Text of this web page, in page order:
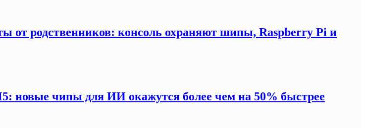
от родственников: консоль охраняют шипы, Raspberry Pi и
новые чипы для ИИ окажутся более чем на 50% быстрее